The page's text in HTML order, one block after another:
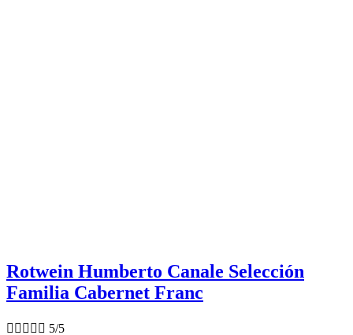
Rotwein Humberto Canale Selección
Familia Cabernet Franc
     5/5